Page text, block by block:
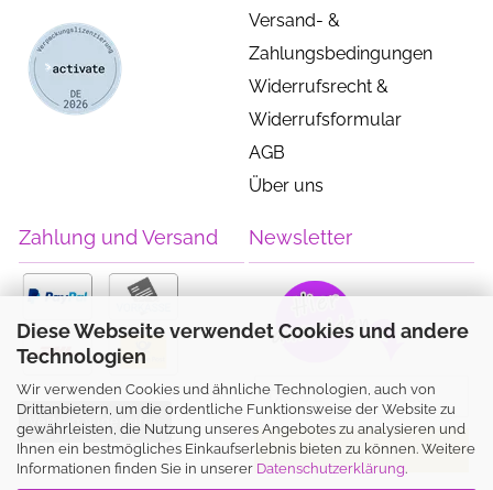
Diese Webseite verwendet Cookies und andere
Technologien
Wir verwenden Cookies und ähnliche Technologien, auch von
Drittanbietern, um die ordentliche Funktionsweise der Website zu
gewährleisten, die Nutzung unseres Angebotes zu analysieren und
Ihnen ein bestmögliches Einkaufserlebnis bieten zu können. Weitere
Informationen finden Sie in unserer Datenschutzerklärung.
Versand- &
Zahlungsbedingungen
Widerrufsrecht &
Widerrufsformular
AGB
Über uns
Zahlung und Versand
Vertrag widerrufen
Newsletter